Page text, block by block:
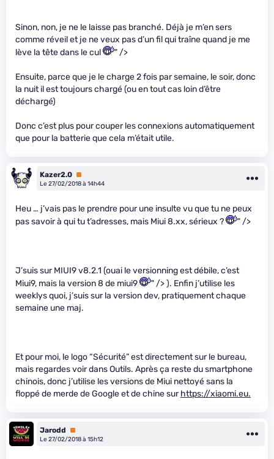
Sinon, non, je ne le laisse pas branché. Déjà je m’en sers
comme réveil et je ne veux pas d’un fil qui traîne quand je me
lève la tête dans le cul
" />
Ensuite, parce que je le charge 2 fois par semaine, le soir, donc
la nuit il est toujours chargé (ou en tout cas loin d’être
déchargé)
Donc c’est plus pour couper les connexions automatiquement
que pour la batterie que cela m’était utile.
Kazer2.0 Premium
Le 27/02/2018 à 14h44
Heu … j’vais pas le prendre pour une insulte vu que tu ne peux
pas savoir à qui tu t’adresses, mais Miui 8.xx, sérieux ?
" />
J’suis sur MIUI9 v8.2.1 (ouai le versionning est débile, c’est
Miui9, mais la version 8 de miui9
" /> ). Enfin j’utilise les
weeklys quoi, j’suis sur la version dev, pratiquement chaque
semaine une maj.
Et pour moi, le logo “Sécurité” est directement sur le bureau,
mais regardes voir dans Outils. Après ça reste du smartphone
chinois, donc j’utilise les versions de Miui nettoyé sans la
floppé de merde de Google et de chine surhttps://xiaomi.eu.
Jarodd
Premium
Le 27/02/2018 à 15h12